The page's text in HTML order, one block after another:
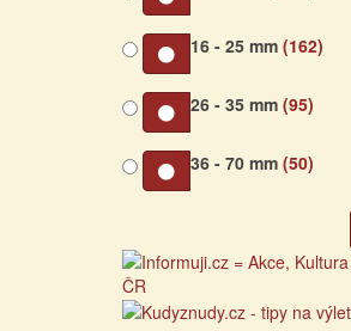
16 - 25 mm (162)
26 - 35 mm (95)
36 - 70 mm (50)